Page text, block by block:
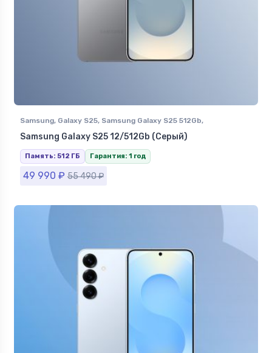
Samsung, Galaxy S25, Samsung Galaxy S25 512Gb,
Смартфоны Samsung в Ставрополе
Samsung Galaxy S25 12/512Gb (Серый)
Память: 512 ГБ Гарантия: 1 год
49 990 ₽ 55 490₽